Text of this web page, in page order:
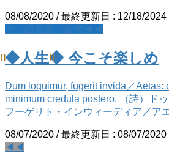
08/08/2020 / 最終更新日 : 12/18/2024
◆人生◆ 今こそ楽しめ
Dum loquimur, fugerit invida／Aetas:
minimum credula postero. （詩）ド
フーゲリト・インウィーディア／ア
08/07/2020 / 最終更新日 : 08/07/2020
◀◀